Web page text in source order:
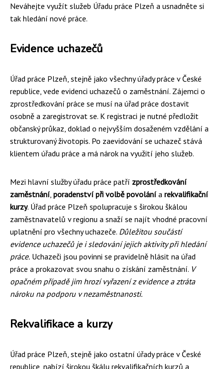
Neváhejte využít služeb Úřadu práce Plzeň a usnadněte si
tak hledání nové práce.
Evidence uchazečů
Úřad práce Plzeň, stejně jako všechny úřady práce v České
republice, vede evidenci uchazečů o zaměstnání. Zájemci o
zprostředkování práce se musí na úřad práce dostavit
osobně a zaregistrovat se. K registraci je nutné předložit
občanský průkaz, doklad o nejvyšším dosaženém vzdělání a
strukturovaný životopis. Po zaevidování se uchazeč stává
klientem úřadu práce a má nárok na využití jeho služeb.
Mezi hlavní služby úřadu práce patří zprostředkování
zaměstnání poradenství při volbě povolání a rekvalifikační
kurzy. Úřad práce Plzeň spolupracuje s širokou škálou
zaměstnavatelů v regionu a snaží se najít vhodné pracovní
uplatnění pro všechny uchazeče. Důležitou součástí
evidence uchazečů je i sledování jejich aktivity při hledání
práce. Uchazeči jsou povinni se pravidelně hlásit na úřad
práce a prokazovat svou snahu o získání zaměstnání. V
opačném případě jim hrozí vyřazení z evidence a ztráta
nároku na podporu v nezaměstnanosti.
Rekvalifikace a kurzy
Úřad práce Plzeň, stejně jako ostatní úřady práce v České
republice, nabízí širokou škálu rekvalifikačních kurzů a